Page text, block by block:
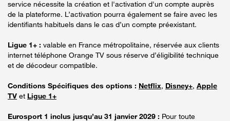
service nécessite la création et l'activation d'un compte auprès
de la plateforme. L’activation pourra également se faire avec les
identifiants habituels dans le cas d’un compte préexistant.
Ligue 1+ : valable en France métropolitaine, réservée aux clients
internet téléphone Orange TV sous réserve d’éligibilité technique
et de décodeur compatible.
Conditions Spécifiques des options : Netflix, Disney+, Apple
TV et Ligue 1+
Eurosport 1 inclus jusqu’au 31 janvier 2029 : Pour toute